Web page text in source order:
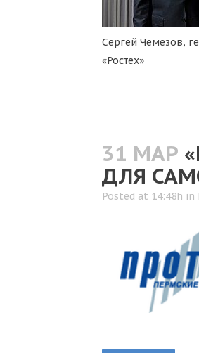
Сергей Чемезов,
«Ростех»
31 МАР
ДЛЯ
Posted at 14:48h in